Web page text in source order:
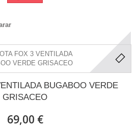
BUGABOO VERDE
GRISACEO
69,00 €